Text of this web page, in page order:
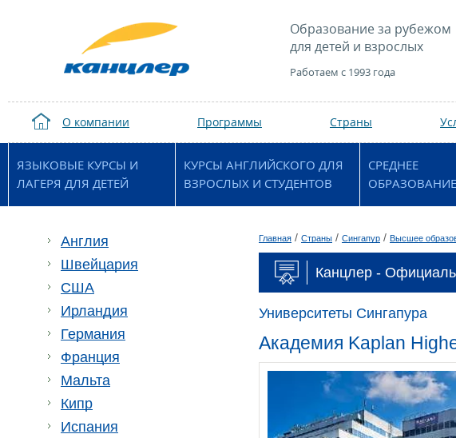
Образование за рубежом
для детей и взрослых
Работаем с 1993 года
О компании Программы Страны
ЯЗЫКОВЫЕ КУРСЫ И
ЛАГЕРЯ ДЛЯ ДЕТЕЙ
КУРСЫ АНГЛИЙСКОГО ДЛЯ
ВЗРОСЛЫХ И СТУДЕНТОВ
СРЕДНЕЕ
ОБРАЗОВАНИЕ
Англия
Швейцария
США
Ирландия
Германия
Франция
Мальта
Кипр
Испания
Главная / Страны / Сингапур / Высшее
Канцлер -
Университеты Сингапура
Академия Kaplan